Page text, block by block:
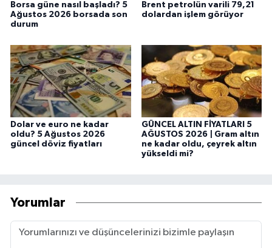
Borsa güne nasıl başladı? 5
Ağustos 2026 borsada son
durum
Brent petrolün varili 79,21
dolardan işlem görüyor
Dolar ve euro ne kadar
oldu? 5 Ağustos 2026
güncel döviz fiyatları
GÜNCEL ALTIN FİYATLARI 5
AĞUSTOS 2026 | Gram altın
ne kadar oldu, çeyrek altın
yükseldi mi?
Yorumlar